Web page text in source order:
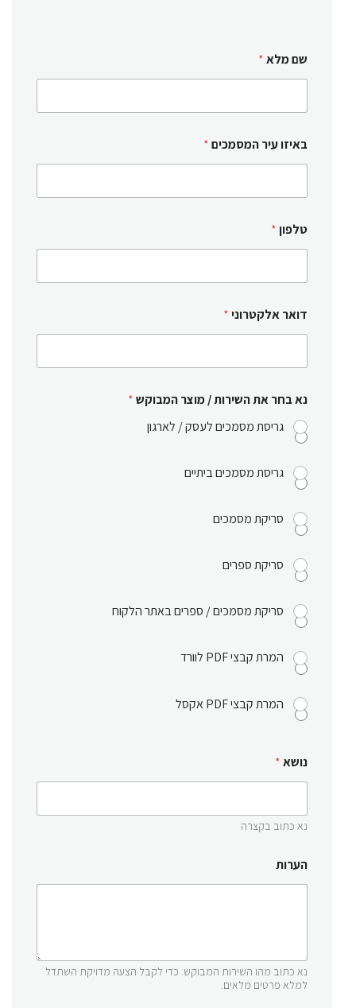
שם מלא*
באיזו עיר המסמכים*
טלפון*
דואר אלקטרוני*
נא בחר את השירות / מוצר המבוקש*
גריסת מסמכים לעסק / לארגון
גריסת מסמכים ביתיים
סריקת מסמכים
סריקת ספרים
סריקת מסמכים / ספרים באתר הלקוח
המרת קבצי PDF לוורד
המרת קבצי PDF אקסל
נושא*
נא כתוב בקצרה
הערות
נא כתוב מהו השירות המבוקש. כדי לקבל הצעה מדויקת השתדל
למלא פרטים מלאים.